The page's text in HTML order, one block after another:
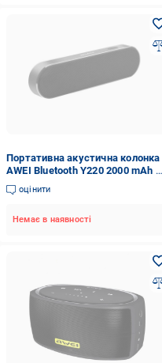
Портативна акустична колонка
AWEI Bluetooth Y220 2000 mAh 6
Вт Чорний
оцінити
Немає в наявності